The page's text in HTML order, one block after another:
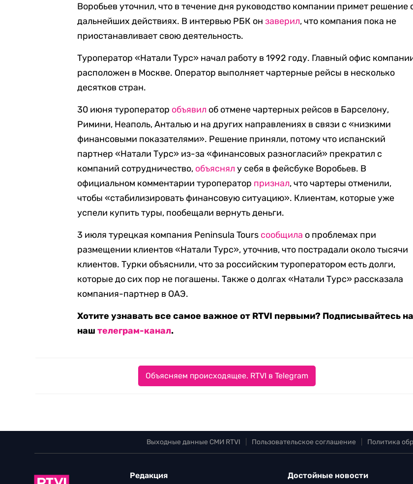
Воробьев уточнил, что в течение дня руководство компании примет решение
дальнейших действиях. В интервью РБК онзаверил, что компания пока не
приостанавливает свою деятельность.
Туроператор «Натали Турс» начал работу в 1992 году. Главный офис
расположен в Москве. Оператор выполняет чартерные рейсы в несколько
десятков стран.
30 июня туроператор объявил об отмене чартерных рейсов в Барселону,
Римини, Неаполь, Анталью и на других направлениях в связи с «низкими
финансовыми показателями». Решение приняли, потому что испанский
партнер «Натали Турс» из-за «финансовых разногласий» прекратил с
компаний сотрудничество, объяснял у себя в фейсбуке Воробьев. В
официальном комментарии туроператор признал, что чартеры отменили,
чтобы «стабилизировать финансовую ситуацию». Клиентам, которые уже
успели купить туры, пообещали вернуть деньги.
3 июля турецкая компания Peninsula Tours сообщила о проблемах при
размещении клиентов «Натали Турс», уточнив, что пострадали около тысячи
клиентов. Турки объяснили, что за российским туроператором есть долги,
которые до сих пор не погашены. Также о долгах «Натали Турс» рассказала
компания-партнер в ОАЭ.
Хотите узнавать все самое важное от RTVI первыми? Подписывайтесь на
наштелеграм-канал.
Объясняем происходящее. RTVI в Telegram
Выходные данные СМИ RTVI Пользовательское соглашение Политика
Редакция Достойные новости